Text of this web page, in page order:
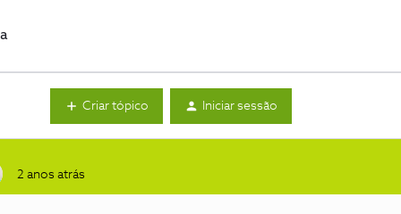
Criar tópico Iniciar sessão
2 anos atrás